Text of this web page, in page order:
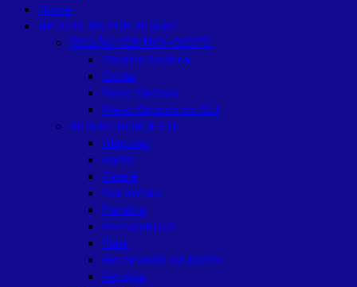
Home
APOSTILAS POR REGIÃO
REGIÃO CENTRO-OESTE
Distrito Federal
Goiás
Mato Grosso
Mato Grosso do Sul
REGIÃO NORDESTE
Alagoas
Bahia
Ceará
Maranhão
Paraíba
Pernambuco
Piaui
Rio Grande do Norte
Sergipe